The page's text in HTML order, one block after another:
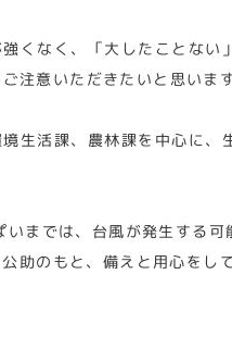
くなく、「大したことな
注意いただきたいと思います
生活課、農林課を中心に
までは、台風が発生する可
助のもと、備えと用心をし